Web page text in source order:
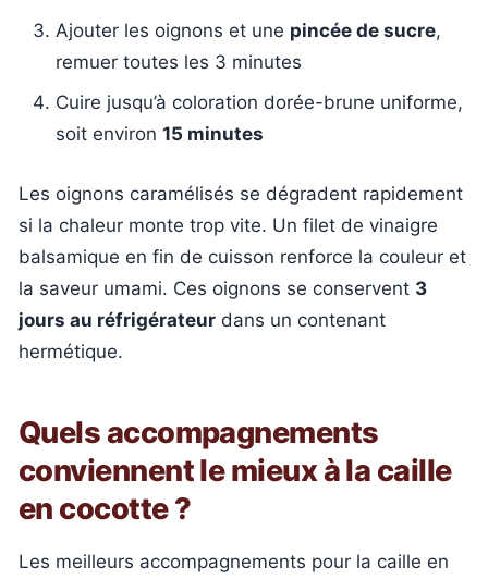
Ajouter les oignons et une pincée de sucre,
remuer toutes les 3 minutes
Cuire jusqu’à coloration dorée-brune uniforme,
soit environ 15 minutes
Les oignons caramélisés se dégradent rapidement
si la chaleur monte trop vite. Un filet de vinaigre
balsamique en fin de cuisson renforce la couleur et
la saveur umami. Ces oignons se conservent 3
jours au réfrigérateur dans un contenant
hermétique.
Quels accompagnements
conviennent le mieux à la caille
en cocotte ?
Les meilleurs accompagnements pour la caille en